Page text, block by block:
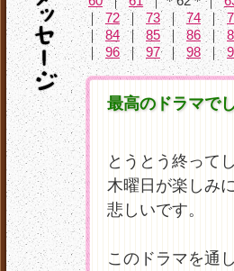
｜ 72 ｜ 73 ｜74 ｜
｜ 84 ｜ 85 ｜ 86 ｜
｜ 96 ｜ 97｜ 98 ｜
最高のドラマで
とうとう終って
木曜日が楽しみ
悲しいです。
このドラマを通